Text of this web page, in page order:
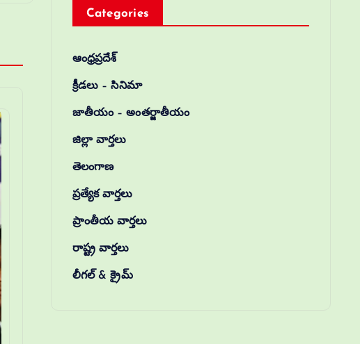
Categories
ఆంధ్రప్రదేశ్
క్రీడలు – సినిమా
జాతీయం – అంతర్జాతీయం
జిల్లా వార్తలు
తెలంగాణ
ప్రత్యేక వార్తలు
ప్రాంతీయ వార్తలు
రాష్ట్ర వార్తలు
లీగల్ & క్రైమ్